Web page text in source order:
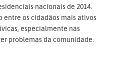
nacionais de 2014.
entre os cidadãos mais ativos
especialmente nas
problemas da comunidade.